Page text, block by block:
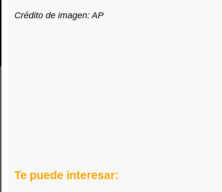
Crédito de imagen: AP
Te puede interesar: